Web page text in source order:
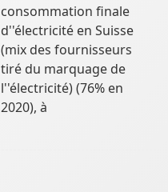
consommation finale
d''électricité en Suisse
(mix des fournisseurs
tiré du marquage de
l''électricité) (76% en
2020), à